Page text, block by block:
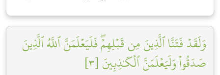
وَلَقَدۡ فَتَنَّا ٱلَّذِينَ مِن قَبۡلِهِمۡۖ فَلَيَعۡلَمَنَّ ٱللَّهُ ٱلَّذِينَ
صَدَقُواْ وَلَيَعۡلَمَنَّ ٱلۡكَٰذِبِينَ [٣]